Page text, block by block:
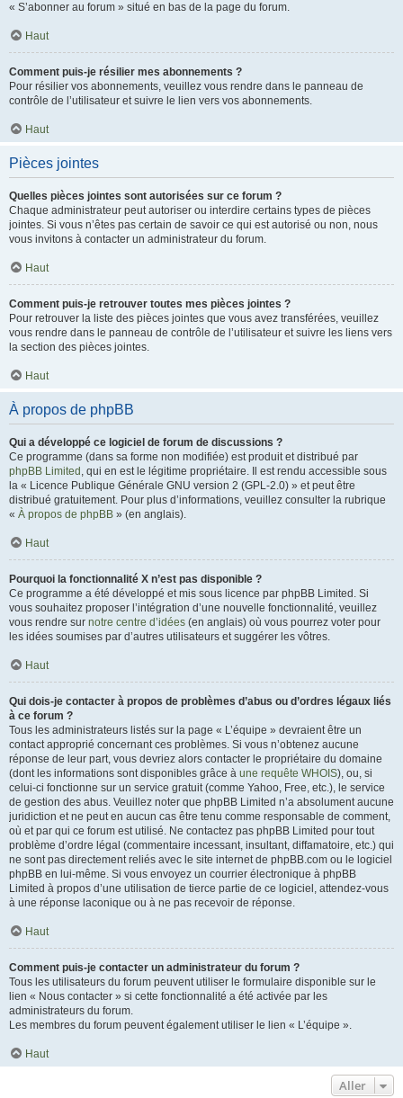
« S’abonner au forum » situé en bas de la page du forum.
Haut
Comment puis-je résilier mes abonnements ?
Pour résilier vos abonnements, veuillez vous rendre dans le panneau de
contrôle de l’utilisateur et suivre le lien vers vos abonnements.
Haut
Pièces jointes
Quelles pièces jointes sont autorisées sur ce forum ?
Chaque administrateur peut autoriser ou interdire certains types de pièces
jointes. Si vous n’êtes pas certain de savoir ce qui est autorisé ou non, nous
vous invitons à contacter un administrateur du forum.
Haut
Comment puis-je retrouver toutes mes pièces jointes ?
Pour retrouver la liste des pièces jointes que vous avez transférées, veuillez
vous rendre dans le panneau de contrôle de l’utilisateur et suivre les liens vers
la section des pièces jointes.
Haut
À propos de phpBB
Qui a développé ce logiciel de forum de discussions ?
Ce programme (dans sa forme non modifiée) est produit et distribué par
phpBB Limited , qui en est le légitime propriétaire. Il est rendu accessible sous
la « Licence Publique Générale GNU version 2 (GPL-2.0) » et peut être
distribué gratuitement. Pour plus d’informations, veuillez consulter la rubrique
« À propos de phpBB » (en anglais).
Haut
Pourquoi la fonctionnalité X n’est pas disponible ?
Ce programme a été développé et mis sous licence par phpBB Limited. Si
vous souhaitez proposer l’intégration d’une nouvelle fonctionnalité, veuillez
vous rendre sur notre centre d’idées (en anglais) où vous pourrez voter pour
les idées soumises par d’autres utilisateurs et suggérer les vôtres.
Haut
Qui dois-je contacter à propos de problèmes d’abus ou d’ordres légaux liés
à ce forum ?
Tous les administrateurs listés sur la page « L’équipe » devraient être un
contact approprié concernant ces problèmes. Si vous n’obtenez aucune
réponse de leur part, vous devriez alors contacter le propriétaire du domaine
(dont les informations sont disponibles grâce à une requête WHOIS), ou, si
celui-ci fonctionne sur un service gratuit (comme Yahoo, Free, etc.), le service
de gestion des abus. Veuillez noter que phpBB Limited n’a absolument aucune
juridiction et ne peut en aucun cas être tenu comme responsable de comment,
où et par qui ce forum est utilisé. Ne contactez pas phpBB Limited pour tout
problème d’ordre légal (commentaire incessant, insultant, diffamatoire, etc.) qui
ne sont pas directement reliés avec le site internet de phpBB.com ou le logiciel
phpBB en lui-même. Si vous envoyez un courrier électronique à phpBB
Limited à propos d’une utilisation de tierce partie de ce logiciel, attendez-vous
à une réponse laconique ou à ne pas recevoir de réponse.
Haut
Comment puis-je contacter un administrateur du forum ?
Tous les utilisateurs du forum peuvent utiliser le formulaire disponible sur le
lien « Nous contacter » si cette fonctionnalité a été activée par les
administrateurs du forum.
Les membres du forum peuvent également utiliser le lien « L’équipe ».
Haut
Aller